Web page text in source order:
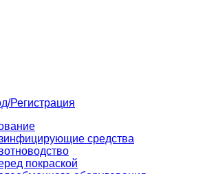
Регистрация
средства
покраской